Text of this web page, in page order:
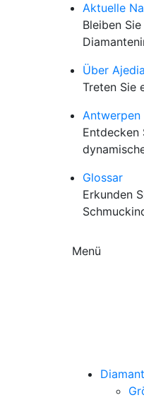
Aktuelle
Bleiben
Über
Treten Sie
Antwerpen
Entdecken
Glossar
Erkunden
Menü